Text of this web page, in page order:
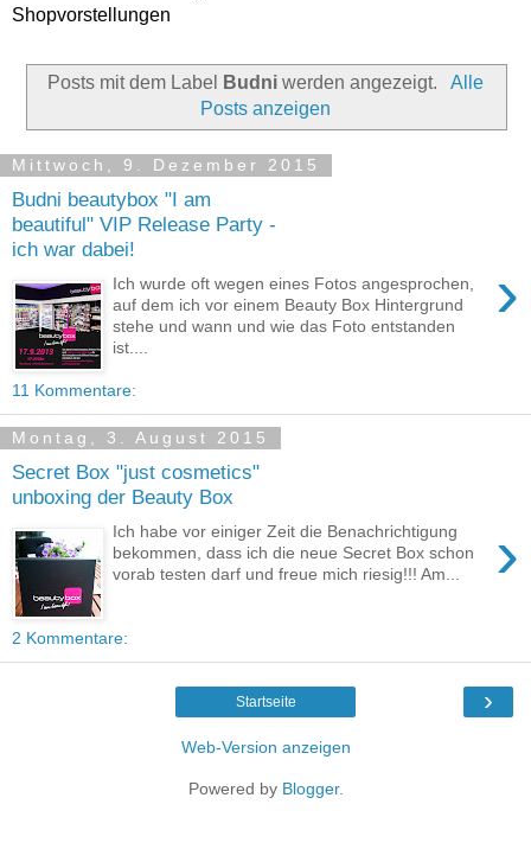
Shopvorstellungen
Posts mit dem Label Budni werden angezeigt.
Alle
Posts anzeigen
Mittwoch, 9. Dezember 2015
Budni beautybox "I am
beautiful" VIP Release Party -
ich war dabei!
›
Ich wurde oft wegen eines Fotos angesprochen,
auf dem ich vor einem Beauty Box Hintergrund
stehe und wann und wie das Foto entstanden
ist....
11 Kommentare:
Montag, 3. August 2015
Secret Box "just cosmetics"
unboxing der Beauty Box
›
Ich habe vor einiger Zeit die Benachrichtigung
bekommen, dass ich die neue Secret Box schon
vorab testen darf und freue mich riesig!!! Am...
2 Kommentare:
›
Startseite
Web-Version anzeigen
Powered by Blogger.